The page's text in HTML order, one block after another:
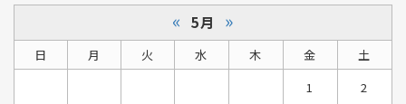
« 5月 »
日 月 火 水 木 金
土
1
2